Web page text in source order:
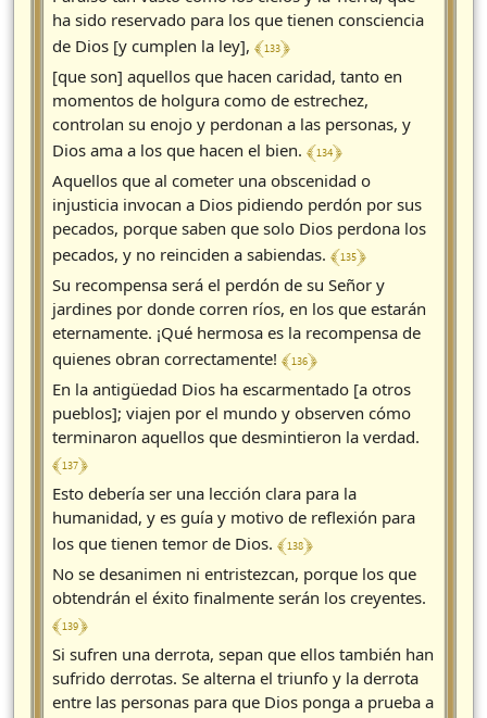
ha sido reservado para los que tienen consciencia
de Dios [y cumplen la ley], ﴾ 133 ﴿
[que son] aquellos que hacen caridad, tanto en
momentos de holgura como de estrechez,
controlan su enojo y perdonan a las personas, y
Dios ama a los que hacen el bien. ﴾ 134 ﴿
Aquellos que al cometer una obscenidad o
injusticia invocan a Dios pidiendo perdón por sus
pecados, porque saben que solo Dios perdona los
pecados, y no reinciden a sabiendas. ﴾ 135 ﴿
Su recompensa será el perdón de su Señor y
jardines por donde corren ríos, en los que estarán
eternamente. ¡Qué hermosa es la recompensa de
quienes obran correctamente! ﴾ 136 ﴿
En la antigüedad Dios ha escarmentado [a otros
pueblos]; viajen por el mundo y observen cómo
terminaron aquellos que desmintieron la verdad.
﴾ 137 ﴿
Esto debería ser una lección clara para la
humanidad, y es guía y motivo de reflexión para
los que tienen temor de Dios. ﴾ 138 ﴿
No se desanimen ni entristezcan, porque los que
obtendrán el éxito finalmente serán los creyentes.
﴾ 139 ﴿
Si sufren una derrota, sepan que ellos también han
sufrido derrotas. Se alterna el triunfo y la derrota
entre las personas para que Dios ponga a prueba a